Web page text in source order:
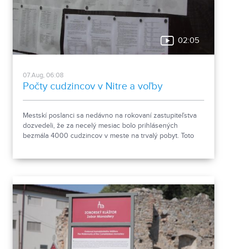
02:05
07.Aug, 06:08
Počty cudzincov v Nitre a voľby
Mestskí poslanci sa nedávno na rokovaní zastupiteľstva
dozvedeli, že za necelý mesiac bolo prihlásených
bezmála 4000 cudzincov v meste na trvalý pobyt. Toto